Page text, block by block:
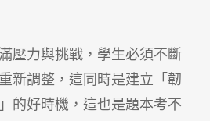
壓力與挑戰，學生必須不斷
新調整，這同時是建立「韌
的好時機，這也是題本考不